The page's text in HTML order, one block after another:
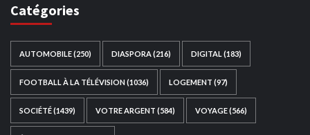
Catégories
AUTOMOBILE(250) DIASPORA (216) DIGITAL (183)
FOOTBALL À LA TÉLÉVISION(1036) LOGEMENT (97)
SOCIÉTÉ(1439) VOTRE ARGENT (584) VOYAGE(566)